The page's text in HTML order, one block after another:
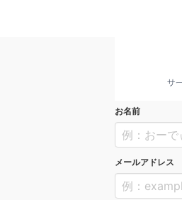
お名前
メールアドレス